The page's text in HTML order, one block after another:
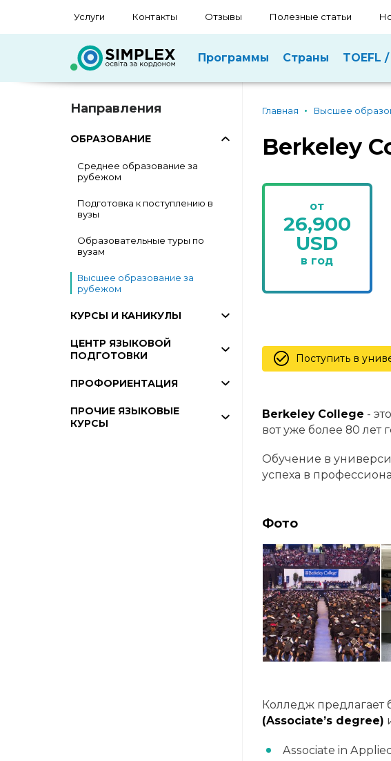
Услуги Контакты Отзывы Полезные статьи
Программы Страны TOEFL /
Направления
ОБРАЗОВАНИЕ
Среднее образование за
рубежом
Подготовка к поступлению в
вузы
Образовательные туры по
вузам
Высшее образование за
рубежом
КУРСЫ И КАНИКУЛЫ
ЦЕНТР ЯЗЫКОВОЙ
ПОДГОТОВКИ
ПРОФОРИЕНТАЦИЯ
ПРОЧИЕ ЯЗЫКОВЫЕ
КУРСЫ
Главная Высшее
Berkeley
от
26,900
USD
в год
Поступить в
Berkeley College -
вот уже более 80 лет
Обучение в
успеха в
Фото
Колледж предлагает
(Associate’s degree)
Associate in